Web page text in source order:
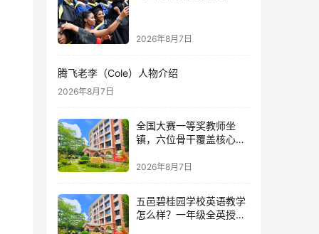
2026年8月7日
腾飞老李（Cole）人物介绍
2026年8月7日
全国大赛一等奖教师坐
镇，六位骨干覆盖核心学
校的师资答卷
2026年8月7日
五邑碧桂园学校英语教学
怎么样？一年级全英授课